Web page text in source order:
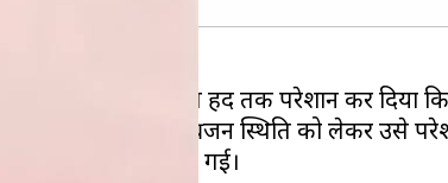
एक छोटी बच्ची को इस हद तक परेशान कर दिया
परिवार की आव्रजन स्थिति को लेकर उसे